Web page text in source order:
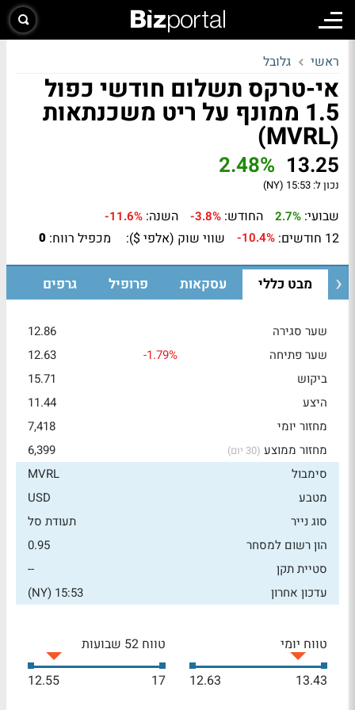
ראשי גלובל
אי-טרקס תשלום חודשי כפול
1.5 ממונף על ריט משכנתאות
(MVRL)
13.25
2.48%
נכון ל: 15:53 (NY)
שבועי: 2.7% החודש: -3.8% השנה: -11.6%
12 חודשים: -10.4% שווי שוק (אלפי $): מכפיל רווח: 0
מבט כללי עסקאות פרופיל גרפים
שער סגירה
12.86
שער פתיחה
-1.79%
12.63
ביקוש
15.71
היצע
11.44
מחזור יומי
7,418
מחזור ממוצע (30 יום)
6,399
סימבול
MVRL
מטבע
USD
סוג נייר
תעודת סל
הון רשום למסחר
0.95
סטיית תקן
--
עדכון אחרון
15:53 (NY)
טווח יומי
13.43
12.63
טווח 52 שבועות
17
12.55